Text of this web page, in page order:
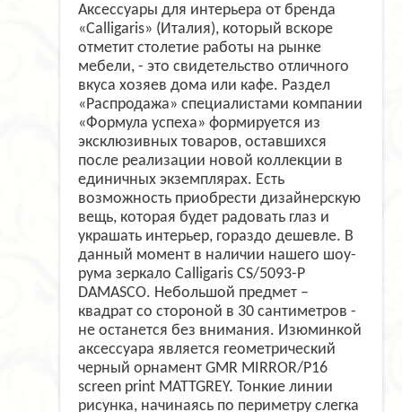
Аксессуары для интерьера от бренда
«Calligaris» (Италия), который вскоре
отметит столетие работы на рынке
мебели, - это свидетельство отличного
вкуса хозяев дома или кафе. Раздел
«Распродажа» специалистами компании
«Формула успеха» формируется из
эксклюзивных товаров, оставшихся
после реализации новой коллекции в
единичных экземплярах. Есть
возможность приобрести дизайнерскую
вещь, которая будет радовать глаз и
украшать интерьер, гораздо дешевле. В
данный момент в наличии нашего шоу-
рума зеркало Calligaris CS/5093-P
DAMASCO. Небольшой предмет –
квадрат со стороной в 30 сантиметров -
не останется без внимания. Изюминкой
аксессуара является геометрический
черный орнамент GMR MIRROR/P16
screen print MATTGREY. Тонкие линии
рисунка, начинаясь по периметру слегка